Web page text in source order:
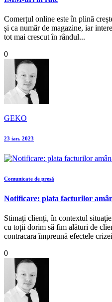
Comerțul online este în plină
și ca număr de magazine, iar
tot mai crescut în rândul...
0
GEKO
23 ian. 2023
Comunicate de presă
Notificare: plata facturilor
Stimați clienți, în contextul
cu toții dorim să fim alături de
contracara împreună efectele
0